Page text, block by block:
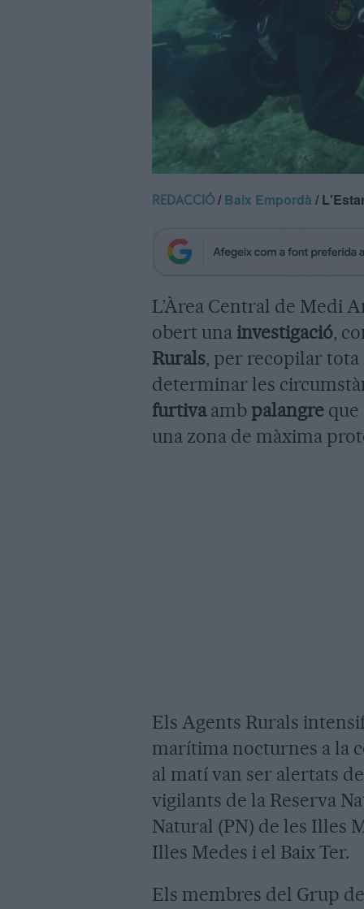
REDACCIÓ /Baix Empordà /
L’Àrea Central de Medi
obert una investigació,
Rurals, per recopilar
determinar les
furtivaamb palangre que
una zona de màxima
Els Agents Rurals
marítima nocturnes a la
al matí van ser alertats
vigilants de la Reserva
Natural (PN) de les Illes
Illes Medes i el Baix Ter.
Els membres del Grup